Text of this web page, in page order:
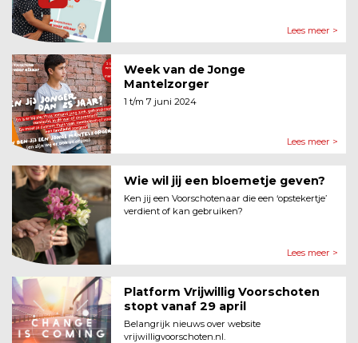
Lees meer >
Week van de Jonge
Mantelzorger
1 t/m 7 juni 2024
Lees meer >
Wie wil jij een bloemetje geven?
Ken jij een Voorschotenaar die een ‘opstekertje’
verdient of kan gebruiken?
Lees meer >
Platform Vrijwillig Voorschoten
stopt vanaf 29 april
Belangrijk nieuws over website
vrijwilligvoorschoten.nl.